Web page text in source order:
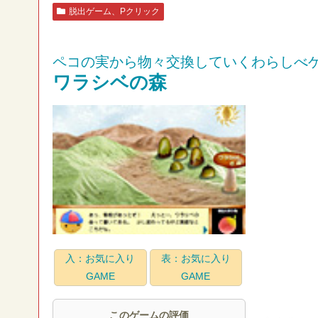
脱出ゲーム、Pクリック
ペコの実から物々交換していくわらしべ
ワラシベの森
入：お気に入り
GAME
表：お気に入り
GAME
このゲームの評価